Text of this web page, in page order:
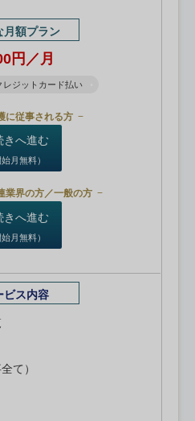
月額プラン
円／月
レジットカード払い
に従事される方
きへ進む
始月無料）
業界の方／一般の方
きへ進む
始月無料）
ビス内容
て）